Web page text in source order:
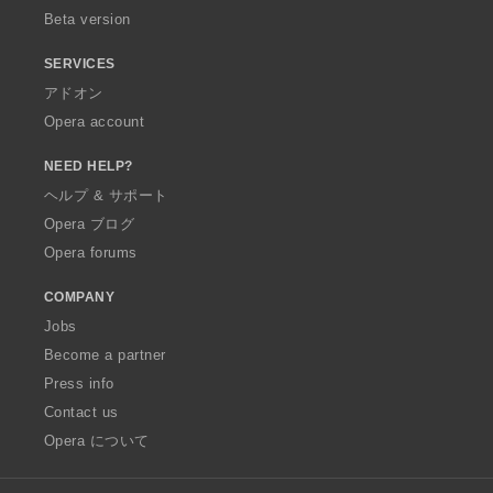
Beta version
SERVICES
アドオン
Opera account
NEED HELP?
ヘルプ & サポート
Opera ブログ
Opera forums
COMPANY
Jobs
Become a partner
Press info
Contact us
Opera について